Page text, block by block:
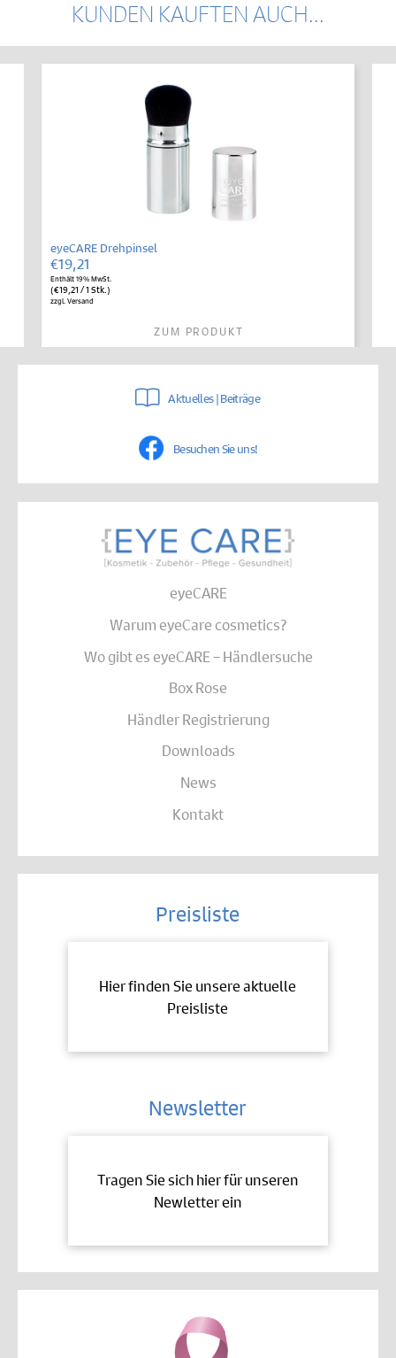
KUNDEN KAUFTEN AUCH...
eyeCARE Drehpinsel
€19,21
Enthält 19% MwSt.
(€19,21 / 1 Stk.)
zzgl.Versand
ZUM PRODUKT
Aktuelles | Beiträge
Besuchen Sie uns!
eyeCARE
Warum eyeCare cosmetics?
Wo gibt es eyeCARE – Händlersuche
Box Rose
Händler Registrierung
Downloads
News
Kontakt
Preisliste
Hier finden Sie unsere aktuelle
Preisliste
Newsletter
Tragen Sie sich hier für unseren
Newletter ein